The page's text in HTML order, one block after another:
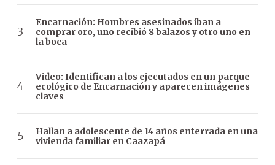
Encarnación: Hombres asesinados iban a
comprar oro, uno recibió 8 balazos y otro uno en
la boca
Video: Identifican a los ejecutados en un parque
ecológico de Encarnación y aparecen imágenes
claves
Hallan a adolescente de 14 años enterrada en una
vivienda familiar en Caazapá